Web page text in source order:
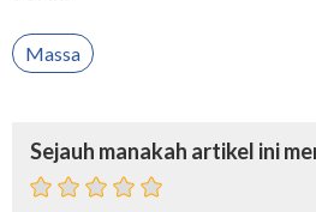
Massa
Sejauh manakah artikel ini